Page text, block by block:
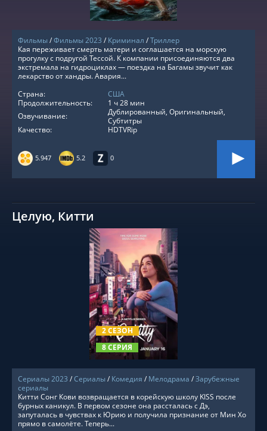
Фильмы/Фильмы 2023 / Криминал /Триллер
5.947 5.2 0
Кая переживает смерть матери и соглашается на морскую
прогулку с подругой Тессой. К компании присоединяются два
экстремала на гидроциклах — поездка на Багамы звучит как
лекарство от хандры. Авария...
Страна:
США
Продолжительность:
1 ч 28 мин
Озвучивание:
Дублированный, Оригинальный,
Субтитры
Качество:
HDTVRip
Целую, Китти
2 СЕЗОН
8 СЕРИЯ
СМОТРЕТЬ ОНЛАЙН
Сериалы 2023 /Сериалы/ Комедия / Мелодрама /Зарубежные
сериалы
Китти Сонг Кови возвращается в корейскую школу KISS после
бурных каникул. В первом сезоне она рассталась с Дэ,
запуталась в чувствах к Юрию и получила признание от Мин Хо
прямо в самолёте. Теперь...